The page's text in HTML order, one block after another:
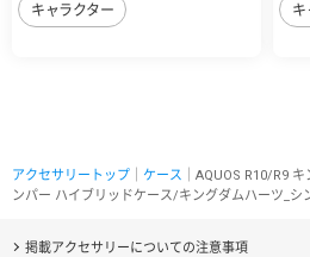
キャラクター キ
アクセサリートップ ケース ｜AQUOS R10/R9
ンパー ハイブリッドケース/キングダムハーツ_シ
掲載アクセサリーについての注意事項